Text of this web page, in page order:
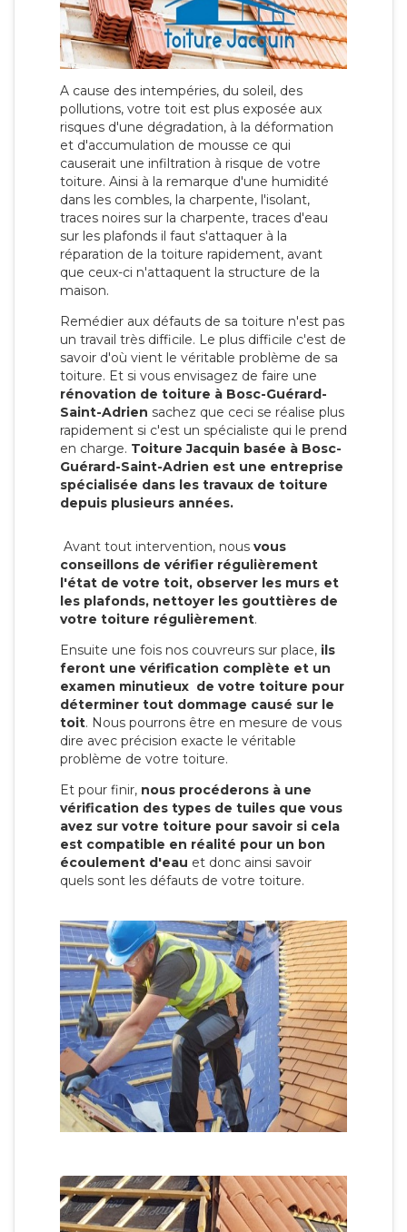
A cause des intempéries, du soleil, des
pollutions, votre toit est plus exposée aux
risques d'une dégradation, à la déformation
et d'accumulation de mousse ce qui
causerait une infiltration à risque de votre
toiture. Ainsi à la remarque d'une humidité
dans les combles, la charpente, l'isolant,
traces noires sur la charpente, traces d'eau
sur les plafonds il faut s'attaquer à la
réparation de la toiture rapidement, avant
que ceux-ci n'attaquent la structure de la
maison.
Remédier aux défauts de sa toiture n'est pas
un travail très difficile. Le plus difficile c'est de
savoir d'où vient le véritable problème de sa
toiture. Et si vous envisagez de faire une
rénovation de toiture à Bosc-Guérard-
Saint-Adrien sachez que ceci se réalise plus
rapidement si c'est un spécialiste qui le prend
en charge. Toiture Jacquin basée à Bosc-
Guérard-Saint-Adrien est une entreprise
spécialisée dans les travaux de toiture
depuis plusieurs années.
Avant tout intervention, nous vous
conseillons de vérifier régulièrement
l'état de votre toit, observer les murs et
les plafonds, nettoyer les gouttières de
votre toiture régulièrement.
Ensuite une fois nos couvreurs sur place, ils
feront une vérification complète et un
examen minutieux de votre toiture pour
déterminer tout dommage causé sur le
toit. Nous pourrons être en mesure de vous
dire avec précision exacte le véritable
problème de votre toiture.
Et pour finir, nous procéderons à une
vérification des types de tuiles que vous
avez sur votre toiture pour savoir si cela
est compatible en réalité pour un bon
écoulement d'eau et donc ainsi savoir
quels sont les défauts de votre toiture.